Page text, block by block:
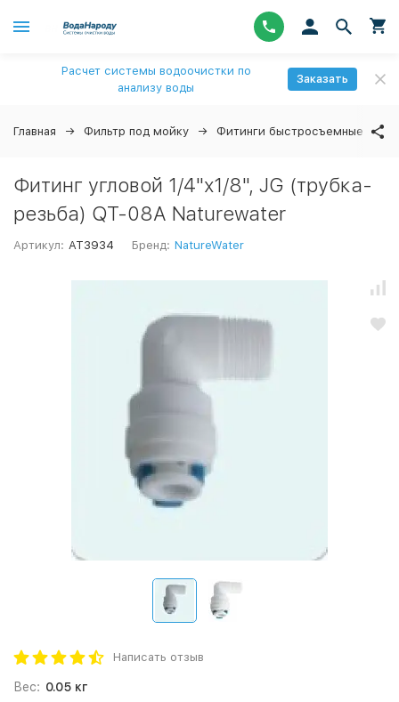
Расчет системы водоочистки по
анализу воды
Заказать
Главная Фильтр под мойку Фитинги быстросъемные ↓
Фитинг угловой 1/4"х1/8", JG (трубка-
резьба) QT-08A Naturewater
Артикул: AT3934 Бренд: NatureWater
Написать отзыв
Вес: 0.05 кг